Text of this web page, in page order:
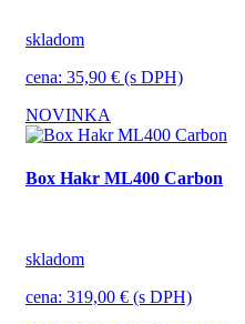
skladom
cena: 35,90 € (s DPH)
NOVINKA
Box Hakr ML400 Carbon
skladom
cena: 319,00 € (s DPH)